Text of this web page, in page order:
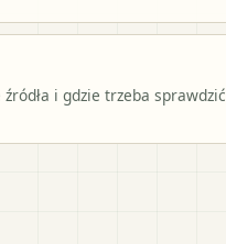
i gdzie trzeba sprawdzić